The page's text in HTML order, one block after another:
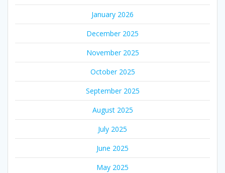
January 2026
December 2025
November 2025
October 2025
September 2025
August 2025
July 2025
June 2025
May 2025